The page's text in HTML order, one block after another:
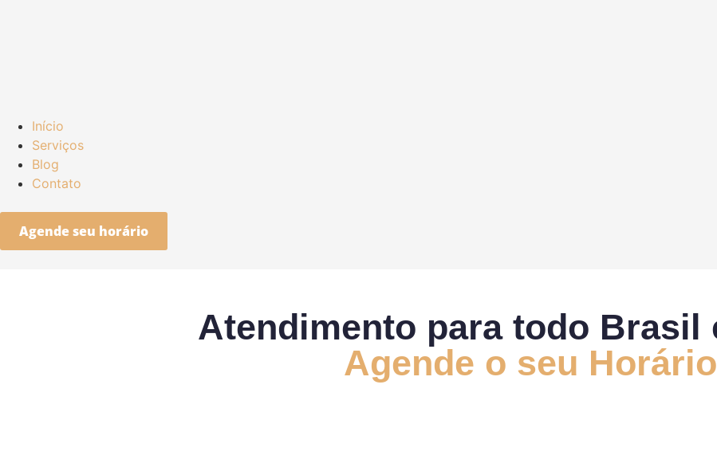
Início
Serviços
Blog
Contato
Agende seu horário
Atendimento para todo Brasil
Agende o seu